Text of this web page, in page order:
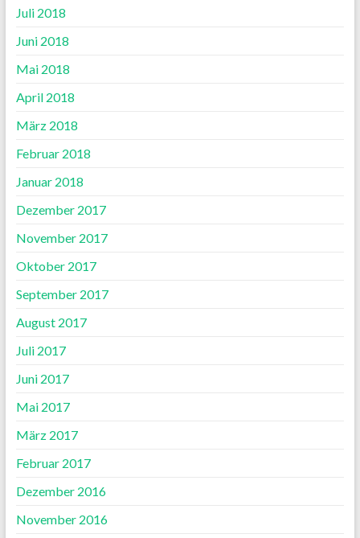
Juli 2018
Juni 2018
Mai 2018
April 2018
März 2018
Februar 2018
Januar 2018
Dezember 2017
November 2017
Oktober 2017
September 2017
August 2017
Juli 2017
Juni 2017
Mai 2017
März 2017
Februar 2017
Dezember 2016
November 2016